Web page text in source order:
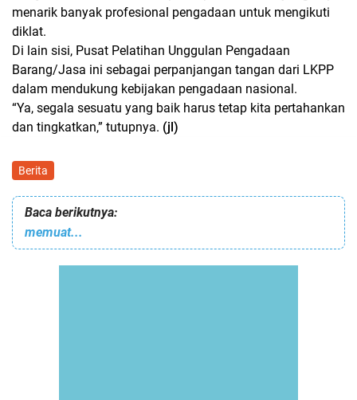
menarik banyak profesional pengadaan untuk mengikuti
diklat.
Di lain sisi, Pusat Pelatihan Unggulan Pengadaan
Barang/Jasa ini sebagai perpanjangan tangan dari LKPP
dalam mendukung kebijakan pengadaan nasional.
“Ya, segala sesuatu yang baik harus tetap kita pertahankan
dan tingkatkan,” tutupnya. (jl)
Berita
Baca berikutnya:
memuat...